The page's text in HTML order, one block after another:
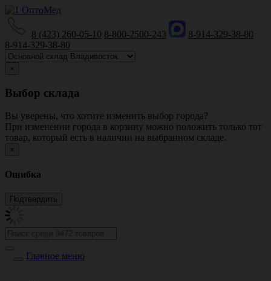
8 (423) 260-05-10 8-800-2500-243
8-914-329-38-80
8-914-329-38-80
×
Выбор склада
Вы уверены, что хотите изменить выбор города?
При изменении города в корзину можно положить только тот
товар, который есть в наличии на выбранном складе.
×
Ошибка
Главное меню